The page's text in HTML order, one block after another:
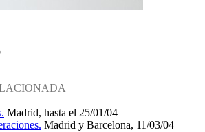
Madrid, hasta el 25/01/04
Madrid y Barcelona, 11/03/04